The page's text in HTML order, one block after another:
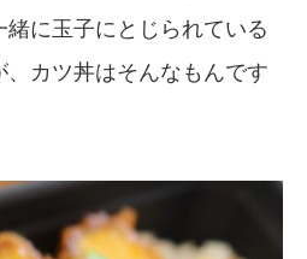
に玉子にとじられている
、カツ丼はそんなもんです